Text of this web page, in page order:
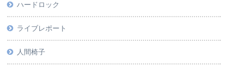
ハードロック
ライブレポート
人間椅子